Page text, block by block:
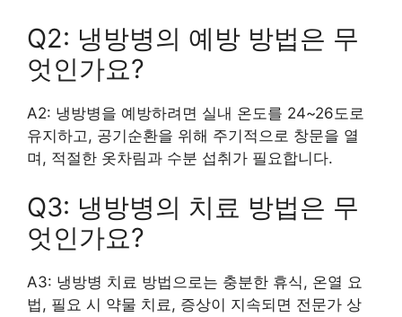
Q2: 냉방병의 예방 방법은 무
엇인가요?
A2: 냉방병을 예방하려면 실내 온도를 24~26도로
유지하고, 공기순환을 위해 주기적으로 창문을 열
며, 적절한 옷차림과 수분 섭취가 필요합니다.
Q3: 냉방병의 치료 방법은 무
엇인가요?
A3: 냉방병 치료 방법으로는 충분한 휴식, 온열 요
법, 필요 시 약물 치료, 증상이 지속되면 전문가 상